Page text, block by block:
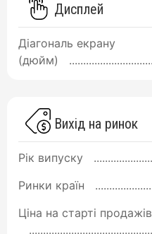
Дисплей
Діагональ екрану
(дюйм)
Вихід на ринок
Рік випуску
Ринки країн
Ціна на старті продажів